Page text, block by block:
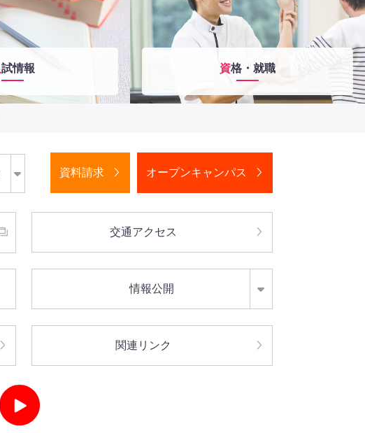
入試情報 資格・就職
資料請求 オープンキャンパス
交通アクセス
情報公開
関連リンク